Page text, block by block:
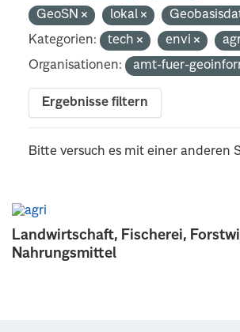
Landwirtschaft, Fischerei,
Nahrungsmittel
GeoSN
lokal
Kategorien:
tech envi
Organisationen:
amt-fuer-
Ergebnisse filtern
Bitte versuch es mit einer anderen